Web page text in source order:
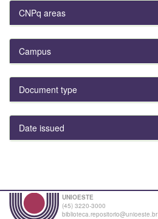
CNPq areas
Campus
Document type
Date issued
UNIOESTE
(45) 3220-3000
biblioteca.repositorio@unioeste.br